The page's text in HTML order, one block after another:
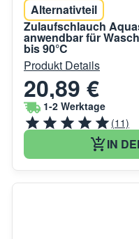
Alternativteil
Zulaufschlauch
anwendbar für
bis 90°C
Produkt Details
20,89 €
1-2 Werktage
(11)
IN